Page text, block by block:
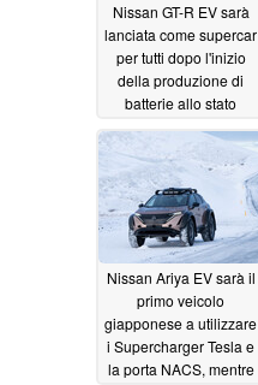
Nissan GT-R EV sarà
lanciata come supercar
per tutti dopo l'inizio
della produzione di
batterie allo stato
Nissan Ariya EV sarà il
primo veicolo
giapponese a utilizzare
i Supercharger Tesla e
la porta NACS, mentre